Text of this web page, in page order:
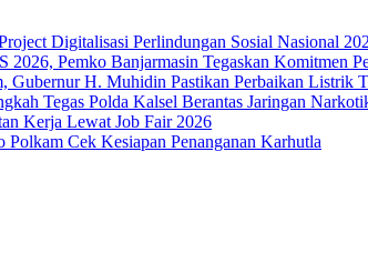
Digitalisasi Perlindungan Sosial Nasional
2026, Pemko Banjarmasin Tegaskan Komitmen
Gubernur H. Muhidin Pastikan Perbaikan Listrik
Tegas Polda Kalsel Berantas Jaringan
Kerja Lewat Job Fair 2026
Cek Kesiapan Penanganan Karhutla